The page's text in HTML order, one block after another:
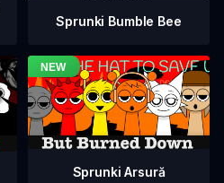
Sprunki Bumble Bee
Sprunki Arsură